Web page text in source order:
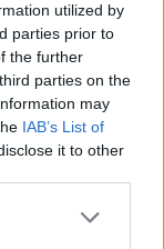
utilized by
parties prior to
the further
parties on the
may
IAB’s List of
it to other
relativa
a un fatto
vetri
di ridurre la
gli
i. Estetica,